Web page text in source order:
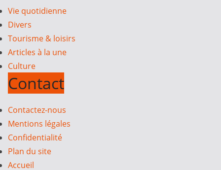
Vie quotidienne
Divers
Tourisme & loisirs
Articles à la une
Culture
Contact
Contactez-nous
Mentions légales
Confidentialité
Plan du site
Accueil